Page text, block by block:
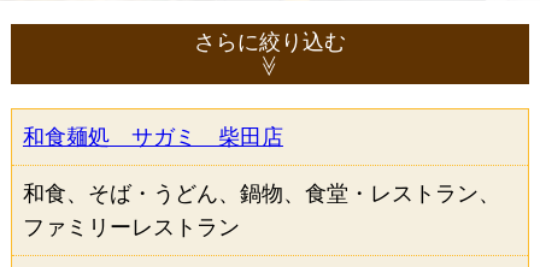
さらに絞り込む
ジャンルから選択（複数選択可）
居酒屋 和食
そば・うどん
寿司
鍋物
焼肉・鉄板焼き
和食麺処 サガミ 柴田店
和食、そば・うどん、鍋物、食堂・レストラン、
ファミリーレストラン